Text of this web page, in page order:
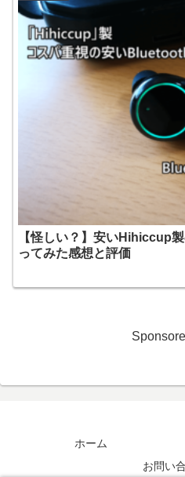
【怪しい？】安いHihiccup
ってみた感想と評価
ホーム
お問い